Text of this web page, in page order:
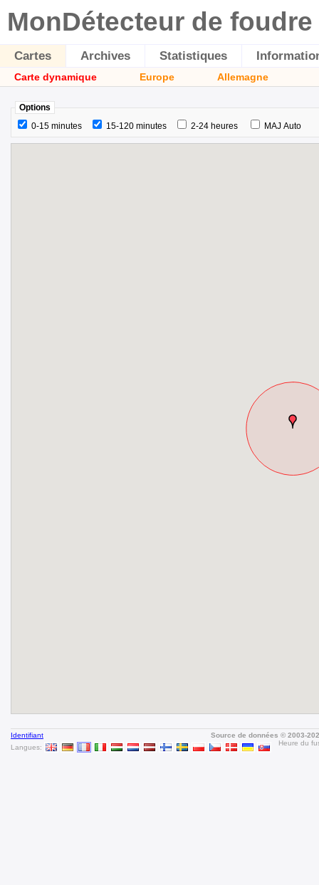
MonDétecteur de foudre
Cartes Archives Statistiques
Carte dynamique Europe Allemagne
Options
0-15 minutes
15-120 minutes 2-24 heures MAJ Auto
Identifiant
Langues:
Source de données © 2003-
Heure du